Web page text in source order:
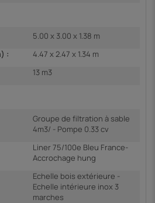
5.00 x 3.00 x 1.38 m
:
4.47 x 2.47 x 1.34 m
13 m3
Groupe de filtration à sable
4m3/ - Pompe 0.33 cv
Liner 75/100e Bleu France-
Accrochage hung
Echelle bois extérieure -
Echelle intérieure inox 3
marches